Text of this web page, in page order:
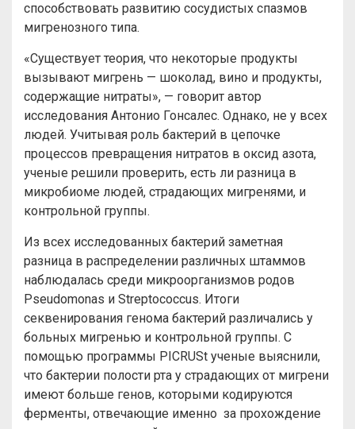
способствовать развитию сосудистых спазмов
мигренозного типа.
«Существует теория, что некоторые продукты
вызывают мигрень — шоколад, вино и продукты,
содержащие нитраты», — говорит автор
исследования Антонио Гонсалес. Однако, не у всех
людей. Учитывая роль бактерий в цепочке
процессов превращения нитратов в оксид азота,
ученые решили проверить, есть ли разница в
микробиоме людей, страдающих мигренями, и
контрольной группы.
Из всех исследованных бактерий заметная
разница в распределении различных штаммов
наблюдалась среди микроорганизмов родов
Pseudomonas и Streptococcus. Итоги
секвенирования генома бактерий различались у
больных мигренью и контрольной группы. С
помощью программы PICRUSt ученые выяснили,
что бактерии полости рта у страдающих от мигрени
имеют больше генов, которыми кодируются
ферменты, отвечающие именно за прохождение